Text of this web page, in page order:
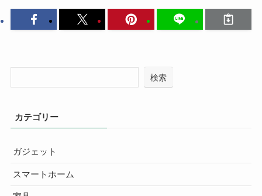
検索
カテゴリー
ガジェット
スマートホーム